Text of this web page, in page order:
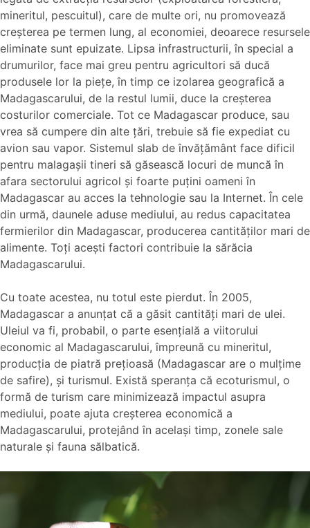
mineritul, pescuitul), care de multe ori, nu promovează
creşterea pe termen lung, al economiei, deoarece resursele
eliminate sunt epuizate. Lipsa infrastructurii, în special a
drumurilor, face mai greu pentru agricultori să ducă
produsele lor la pieţe, în timp ce izolarea geografică a
Madagascarului, de la restul lumii, duce la creşterea
costurilor comerciale. Tot ce Madagascar produce, sau
vrea să cumpere din alte ţări, trebuie să fie expediat cu
avion sau vapor. Sistemul slab de învăţământ face dificil
pentru malagaşii tineri să găsească locuri de muncă în
afara sectorului agricol şi foarte puţini oameni în
Madagascar au acces la tehnologie sau la Internet. În cele
din urmă, daunele aduse mediului, au redus capacitatea
fermierilor din Madagascar, producerea cantităților mari de
alimente. Toţi aceşti factori contribuie la sărăcia
Madagascarului.
Cu toate acestea, nu totul este pierdut. În 2005,
Madagascar a anunţat că a găsit cantităţi mari de ulei.
Uleiul va fi, probabil, o parte esenţială a viitorului
economic al Madagascarului, împreună cu mineritul,
producţia de piatră preţioasă (Madagascar are o mulţime
de safire), şi turismul. Există speranţa că ecoturismul, o
formă de turism care minimizează impactul asupra
mediului, poate ajuta creșterea economică a
Madagascarului, protejând în acelaşi timp, zonele sale
naturale şi fauna sălbatică.